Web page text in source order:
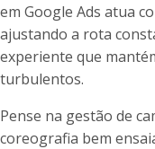
em Google Ads atua
ajustando a rota
experiente que
turbulentos.
Pense na gestão de
coreografia bem